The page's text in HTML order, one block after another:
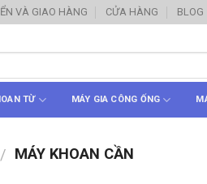
VÀ GIAO HÀNG CỬA HÀNG BLOG
TỪ MÁY GIA CÔNG ỐNG
/ MÁY KHOAN CẦN